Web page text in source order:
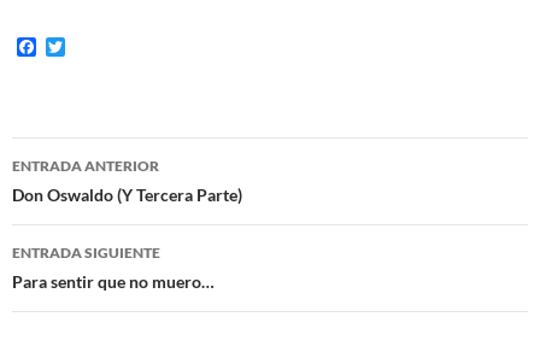
F
o
o
e
r
Navegación
de
entradas
ENTRADA ANTERIOR
Don Oswaldo (Y Tercera Parte)
ENTRADA SIGUIENTE
Para sentir que no muero…